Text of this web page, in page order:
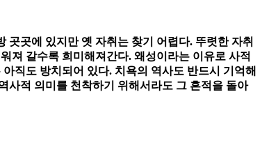
곳에 있지만 옛 자취는 찾기 어렵다. 뚜렷한 자취
져 갈수록 희미해져간다. 왜성이라는 이유로 사적
직도 방치되어 있다. 치욕의 역사도 반드시 기억해
사적 의미를 천착하기 위해서라도 그 흔적을 돌아